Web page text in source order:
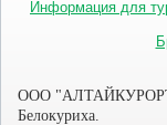
Информация для
ООО "АЛТАЙКУРОРТ"
Белокуриха.